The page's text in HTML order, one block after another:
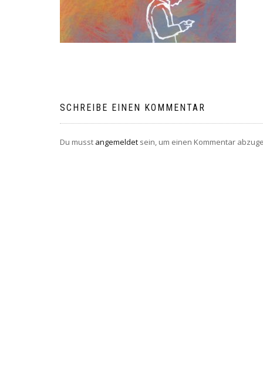
SCHREIBE EINEN KOMMENTAR
Du musst angemeldet sein, um einen Kommentar